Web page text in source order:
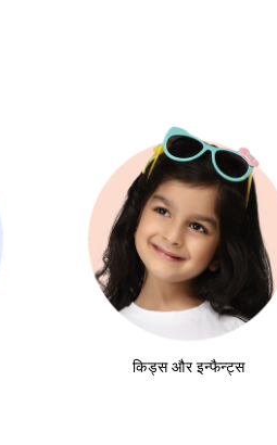
किड्स और इन्फैन्ट्स